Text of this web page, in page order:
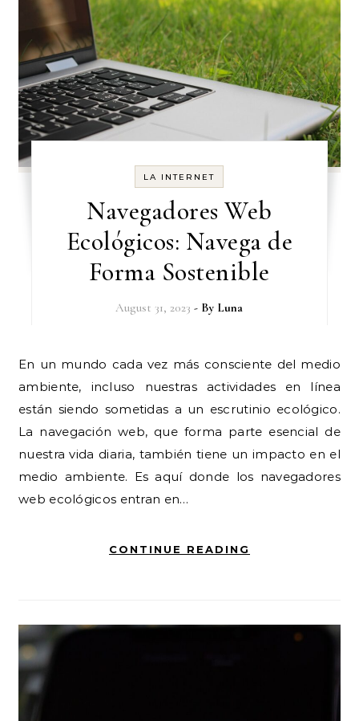
LA INTERNET
Navegadores Web
Ecológicos: Navega de
Forma Sostenible
August 31, 2023 - By Luna
En un mundo cada vez más consciente del medio
ambiente, incluso nuestras actividades en línea
están siendo sometidas a un escrutinio ecológico.
La navegación web, que forma parte esencial de
nuestra vida diaria, también tiene un impacto en el
medio ambiente. Es aquí donde los navegadores
web ecológicos entran en…
CONTINUE READING